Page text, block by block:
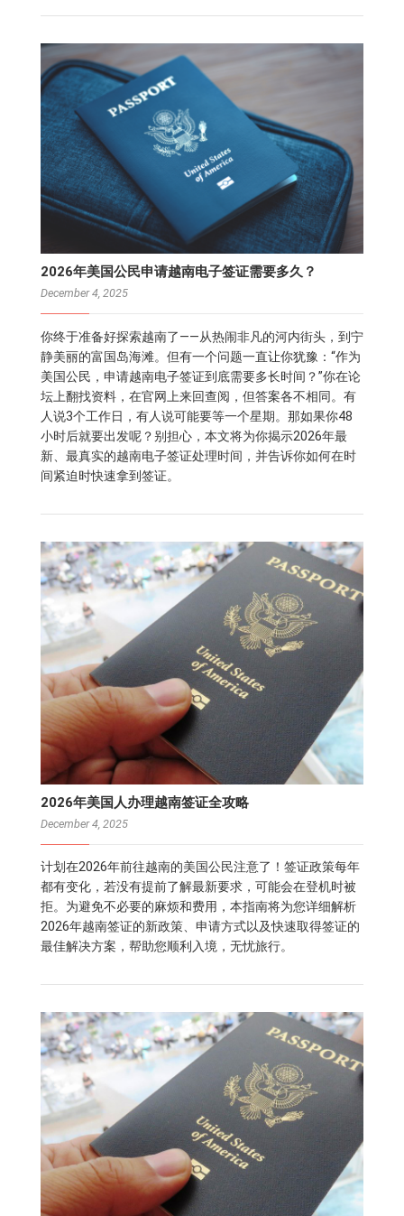
2026年美国公民申请越南电子签证需要多久？
December 4, 2025
你终于准备好探索越南了——从热闹非凡的河内街头，到宁
静美丽的富国岛海滩。但有一个问题一直让你犹豫：“作为
美国公民，申请越南电子签证到底需要多长时间？”你在论
坛上翻找资料，在官网上来回查阅，但答案各不相同。有
人说3个工作日，有人说可能要等一个星期。那如果你48
小时后就要出发呢？别担心，本文将为你揭示2026年最
新、最真实的越南电子签证处理时间，并告诉你如何在时
间紧迫时快速拿到签证。
2026年美国人办理越南签证全攻略
December 4, 2025
计划在2026年前往越南的美国公民注意了！签证政策每年
都有变化，若没有提前了解最新要求，可能会在登机时被
拒。为避免不必要的麻烦和费用，本指南将为您详细解析
2026年越南签证的新政策、申请方式以及快速取得签证的
最佳解决方案，帮助您顺利入境，无忧旅行。